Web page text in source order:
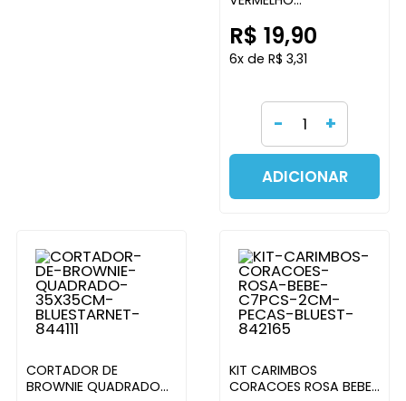
R$ 19,90
6x de R$ 3,31
- +
ADICIONAR
CORTADOR DE
BROWNIE QUADRADO
KIT CARIMBOS
CORACOES ROSA BEBE